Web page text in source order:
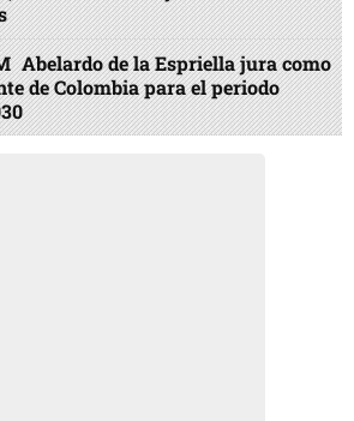
Abelardo de la Espriella jura como
de Colombia para el periodo